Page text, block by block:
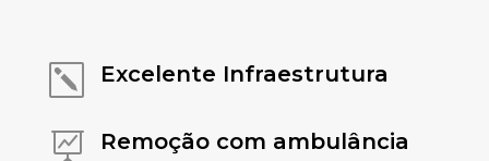
k Excelente Infraestrutura
 Remoção com ambulância